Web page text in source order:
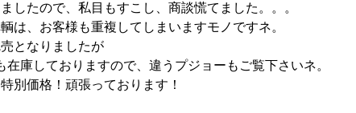
したので、私目もすこし、商談慌てました。。。
は、お客様も重複してしまいますモノですネ。
となりましたが
在庫しておりますので、違うプジョーもご覧下さいネ。
別価格！頑張っております！